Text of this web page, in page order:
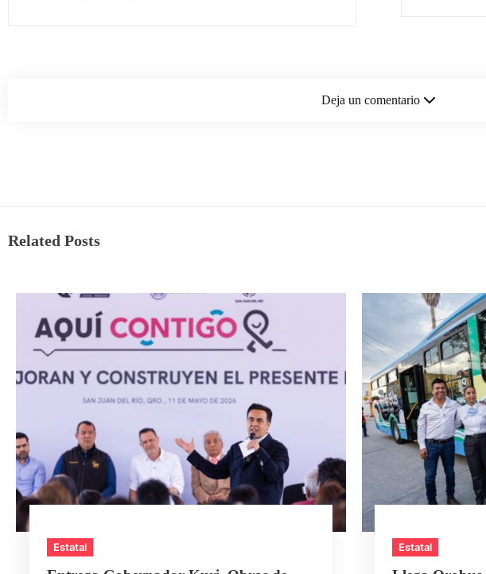
Deja un comentario
Related Posts
Estatal Estatal